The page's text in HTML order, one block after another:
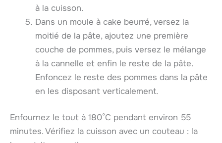
à la cuisson.
Dans un moule à cake beurré, versez la
moitié de la pâte, ajoutez une première
couche de pommes, puis versez le mélange
à la cannelle et enfin le reste de la pâte.
Enfoncez le reste des pommes dans la pâte
en les disposant verticalement.
Enfournez le tout à 180°C pendant environ 55
minutes. Vérifiez la cuisson avec un couteau : la